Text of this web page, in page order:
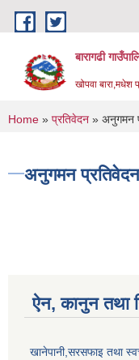
Skip to main content
बारागढी
खोपवा बारा,मधेश
You are
Home » प्रतिवेदन » अनुगमन
अनुगमन प्रतिवेदन
ऐन, कानुन तथा
खानेपानी,सरसफाइ तथा